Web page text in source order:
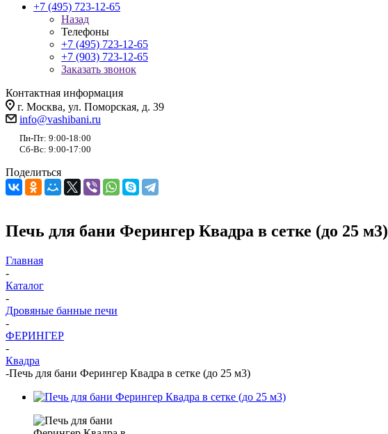
+7 (495) 723-12-65
Назад
Телефоны
+7 (495) 723-12-65
+7 (903) 723-12-65
Заказать звонок
Контактная информация
г. Москва, ул. Поморская, д. 39
info@vashibani.ru
Пн-Пт: 9:00-18:00
Сб-Вс: 9:00-17:00
Поделиться
Печь для бани Ферингер Квадра в сетке (до 25 м3)
Главная
-
Каталог
-
Дровяные банные печи
-
ФЕРИНГЕР
-
Квадра
-Печь для бани Ферингер Квадра в сетке (до 25 м3)